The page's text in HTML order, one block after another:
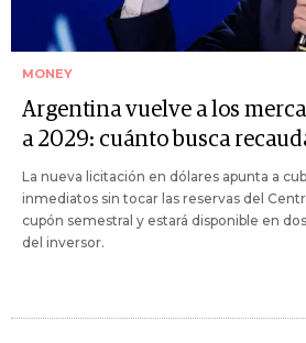
MONEY
Argentina vuelve a los
a 2029: cuánto busca
La nueva licitación en dólares apunta a
inmediatos sin tocar las reservas del
cupón semestral y estará disponible en
del inversor.